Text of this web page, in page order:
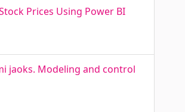
Prices Using Power BI
jaoks. Modeling and control